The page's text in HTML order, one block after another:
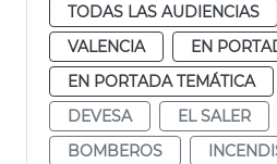
TODAS LAS AUDIENCIAS
VALENCIA
EN
EN PORTADA TEMÁTICA
DEVESA
EL SALER
BOMBEROS